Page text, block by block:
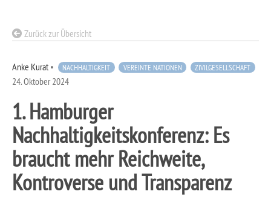
Zurück zur Übersicht
NACHHALTIGKEIT VEREINTE NATIONEN ZIVILGESELLSCHAFT
Anke Kurat•
24. Oktober 2024
1. Hamburger
Nachhaltigkeitskonferenz: Es
braucht mehr Reichweite,
Kontroverse und Transparenz